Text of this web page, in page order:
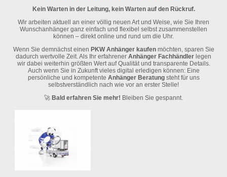
Kein Warten in der Leitung, kein Warten auf den Rückruf.
Wir arbeiten aktuell an einer völlig neuen Art und Weise, wie Sie Ihren
Wunschanhänger ganz einfach und flexibel selbst zusammenstellen
können – direkt online und rund um die Uhr.
Wenn Sie demnächst einen PKW Anhänger kaufenmöchten, sparen Sie
dadurch wertvolle Zeit. Als Ihr erfahrener Anhänger Fachhändler legen
wir dabei weiterhin größten Wert auf Qualität und transparente Details.
Auch wenn Sie in Zukunft vieles digital erledigen können: Eine
persönliche und kompetente Anhänger Beratungsteht für uns
selbstverständlich nach wie vor an erster Stelle!
🚀 Bald erfahren Sie mehr! Bleiben Sie gespannt.